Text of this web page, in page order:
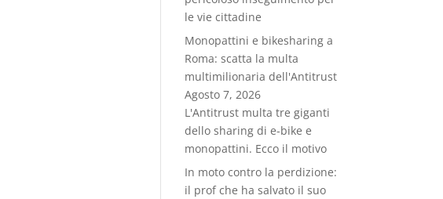
le vie cittadine
Monopattini e bikesharing a
Roma: scatta la multa
multimilionaria dell'Antitrust
Agosto 7, 2026
L'Antitrust multa tre giganti
dello sharing di e-bike e
monopattini. Ecco il motivo
In moto contro la perdizione:
il prof che ha salvato il suo